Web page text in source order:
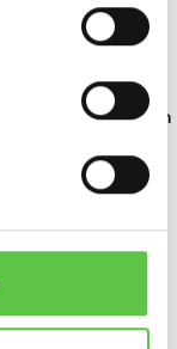
Cisco Meraki Binnen